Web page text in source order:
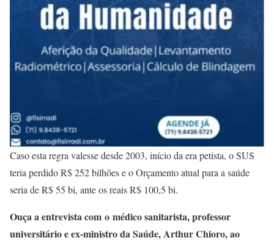
Caso esta regra valesse desde 2003, início da era petista, o SUS
teria perdido R$ 252 bilhões e o Orçamento atual para a saúde
seria de R$ 55 bi, ante os reais R$ 100,5 bi.
Ouça a entrevista com o médico sanitarista, professor
universitário e ex-ministro da Saúde, Arthur Chioro, ao